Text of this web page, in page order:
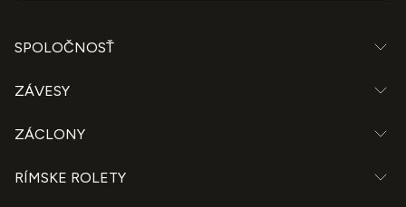
SPOLOČNOSŤ
ZÁVESY
ZÁCLONY
RÍMSKE ROLETY